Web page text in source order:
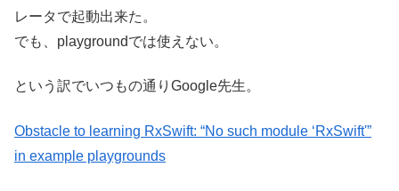
レータで起動出来た。
でも、playgroundでは使えない。
という訳でいつもの通りGoogle先生。
Obstacle to learning RxSwift: “No such module ‘RxSwift'”
in example playgrounds